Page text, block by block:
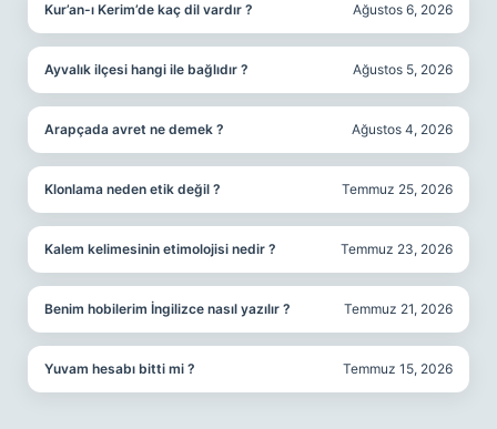
Kur’an-ı Kerim’de kaç dil vardır ? Ağustos 6, 2026
Ayvalık ilçesi hangi ile bağlıdır ? Ağustos 5, 2026
Arapçada avret ne demek ? Ağustos 4, 2026
Klonlama neden etik değil ? Temmuz 25, 2026
Kalem kelimesinin etimolojisi nedir ? Temmuz 23, 2026
Benim hobilerim İngilizce nasıl yazılır ? Temmuz 21, 2026
Yuvam hesabı bitti mi ? Temmuz 15, 2026